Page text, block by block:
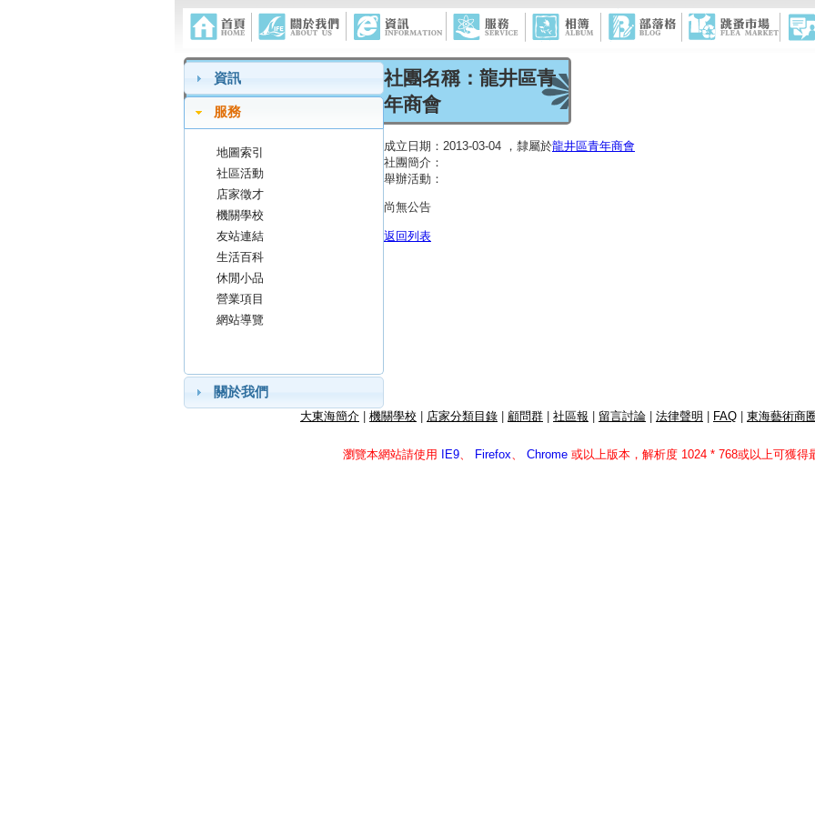
資訊
服務
地圖索引
社區活動
店家徵才
機關學校
友站連結
生活百科
休閒小品
營業項目
網站導覽
關於我們
社團名稱：龍井區青
年商會
成立日期：2013-03-04 ，隸屬於龍井區青年商會
社團簡介：
舉辦活動：
尚無公告
返回列表
大東海簡介 機關學校 店家分類目錄 顧問群 社區報 留言討論 法律聲明 FAQ 東海藝術商
瀏覽本網站請使用 IE9 Firefox Chrome 或以上版本，解析度 1024 * 768或以上可獲得